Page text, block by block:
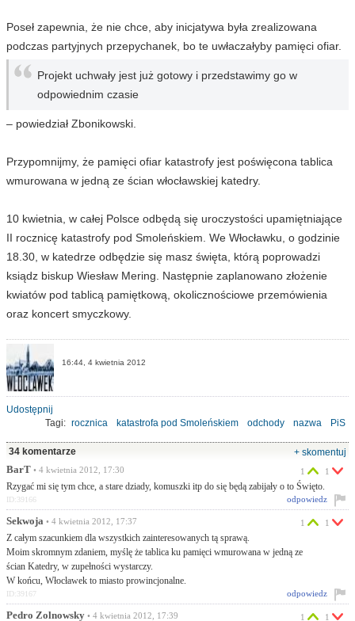
Poseł zapewnia, że nie chce, aby inicjatywa była zrealizowana
podczas partyjnych przepychanek, bo te uwłaczałyby pamięci ofiar.
Projekt uchwały jest już gotowy i przedstawimy go w
odpowiednim czasie
– powiedział Zbonikowski.
Przypomnijmy, że pamięci ofiar katastrofy jest poświęcona tablica
wmurowana w jedną ze ścian włocławskiej katedry.
10 kwietnia, w całej Polsce odbędą się uroczystości upamiętniające
II rocznicę katastrofy pod Smoleńskiem. We Włocławku, o godzinie
18.30, w katedrze odbędzie się masz święta, którą poprowadzi
ksiądz biskup Wiesław Mering. Następnie zaplanowano złożenie
kwiatów pod tablicą pamiętkową, okolicznościowe przemówienia
oraz koncert smyczkowy.
16:44, 4 kwietnia 2012
Udostępnij
Tagi: rocznica katastrofa pod Smoleńskiem odchody nazwa PiS
34 komentarze
+ skomentuj
BarT • 4 kwietnia 2012, 17:30
Rzygać mi się tym chce, a stare dziady, komuszki itp do się będą zabijały o to Święto.
1 1
odpowiedz
ID:39166
Sekwoja • 4 kwietnia 2012, 17:37
Z całym szacunkiem dla wszystkich zainteresowanych tą sprawą.
Moim skromnym zdaniem, myślę że tablica ku pamięci wmurowana w jedną ze
ścian Katedry, w zupełności wystarczy.
W końcu, Włocławek to miasto prowincjonalne.
1 1
odpowiedz
ID:39167
Pedro Zolnowsky • 4 kwietnia 2012, 17:39 1 1